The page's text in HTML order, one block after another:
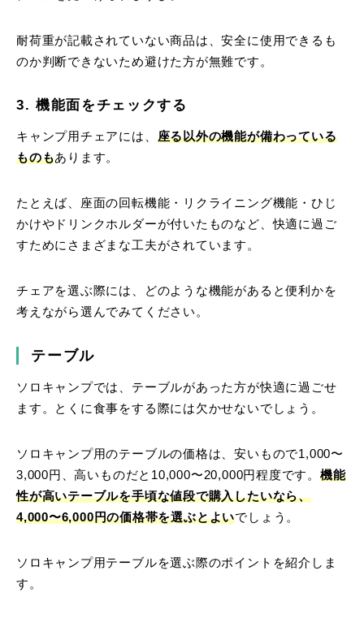
耐荷重が記載されていない商品は、安全に使用できるも
のか判断できないため避けた方が無難です。
3. 機能面をチェックする
キャンプ用チェアには、 座る以外の機能が備わっている
ものもあります。
たとえば、座面の回転機能・リクライニング機能・ひじ
かけやドリンクホルダーが付いたものなど、快適に過ご
すためにさまざまな工夫がされています。
チェアを選ぶ際には、どのような機能があると便利かを
考えながら選んでみてください。
テーブル
ソロキャンプでは、テーブルがあった方が快適に過ごせ
ます。とくに食事をする際には欠かせないでしょう。
ソロキャンプ用のテーブルの価格は、安いもので1,000〜
3,000円、高いものだと10,000〜20,000円程度です。 機能
性が高いテーブルを手頃な値段で購入したいなら、
4,000〜6,000円の価格帯を選ぶとよいでしょう。
ソロキャンプ用テーブルを選ぶ際のポイントを紹介しま
す。